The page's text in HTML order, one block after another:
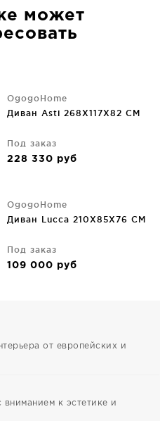
может
OgogoHome
Диван Asti 268X117X82 CM
Под заказ
228 330 руб
OgogoHome
Диван Lucca 210X85X76 CM
Под заказ
109 000 руб
от европейских и
к эстетике и